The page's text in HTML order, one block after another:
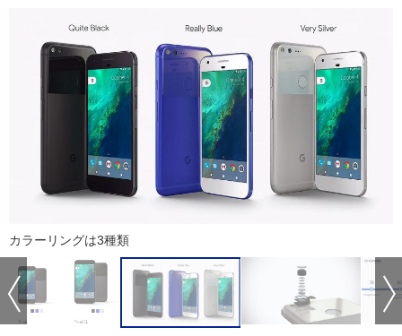
カラーリングは3種類